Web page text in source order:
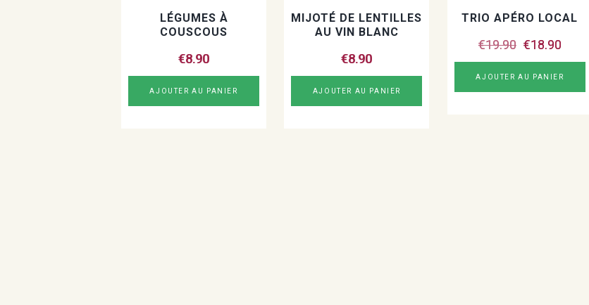
LÉGUMES À
COUSCOUS
€8.90
AJOUTER AU PANIER
MIJOTÉ DE LENTILLES
AU VIN BLANC
€8.90
AJOUTER AU PANIER
TRIO APÉRO LOCAL
€19.90 Le
initial
était :
€18.90Le
actuel
est :
AJOUTER AU PANIER